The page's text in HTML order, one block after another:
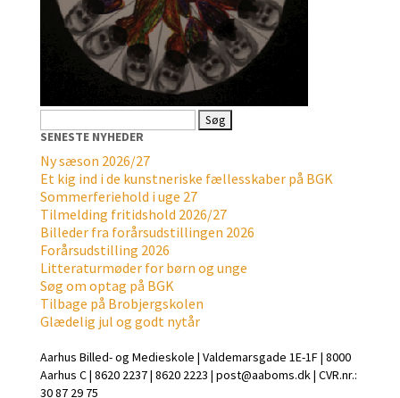
efter:
SENESTE NYHEDER
Ny sæson 2026/27
Et kig ind i de kunstneriske fællesskaber på BGK
Sommerferiehold i uge 27
Tilmelding fritidshold 2026/27
Billeder fra forårsudstillingen 2026
Forårsudstilling 2026
Litteraturmøder for børn og unge
Søg om optag på BGK
Tilbage på Brobjergskolen
Glædelig jul og godt nytår
Aarhus Billed- og Medieskole | Valdemarsgade 1E-1F | 8000
Aarhus C | 8620 2237 | 8620 2223 | post@aaboms.dk | CVR.nr.:
30 87 29 75